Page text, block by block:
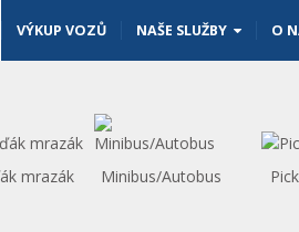
VÝKUP VOZŮ NAŠE SLUŽBY O
mrazák Minibus/Autobus